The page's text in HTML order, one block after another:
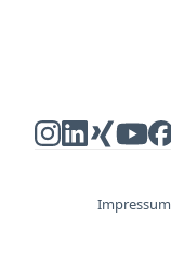
Impressum